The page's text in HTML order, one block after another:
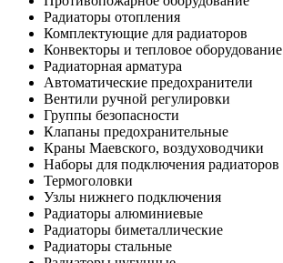
Радиаторы отопления
Комплектующие для радиаторов
Конвекторы и тепловое оборудование
Радиаторная арматура
Автоматические предохранители
Вентили ручной регулировки
Группы безопасности
Клапаны предохранительные
Краны Маевского, воздуховодчики
Наборы для подключения радиаторов
Термоголовки
Узлы нижнего подключения
Радиаторы алюминиевые
Радиаторы биметаллические
Радиаторы стальные